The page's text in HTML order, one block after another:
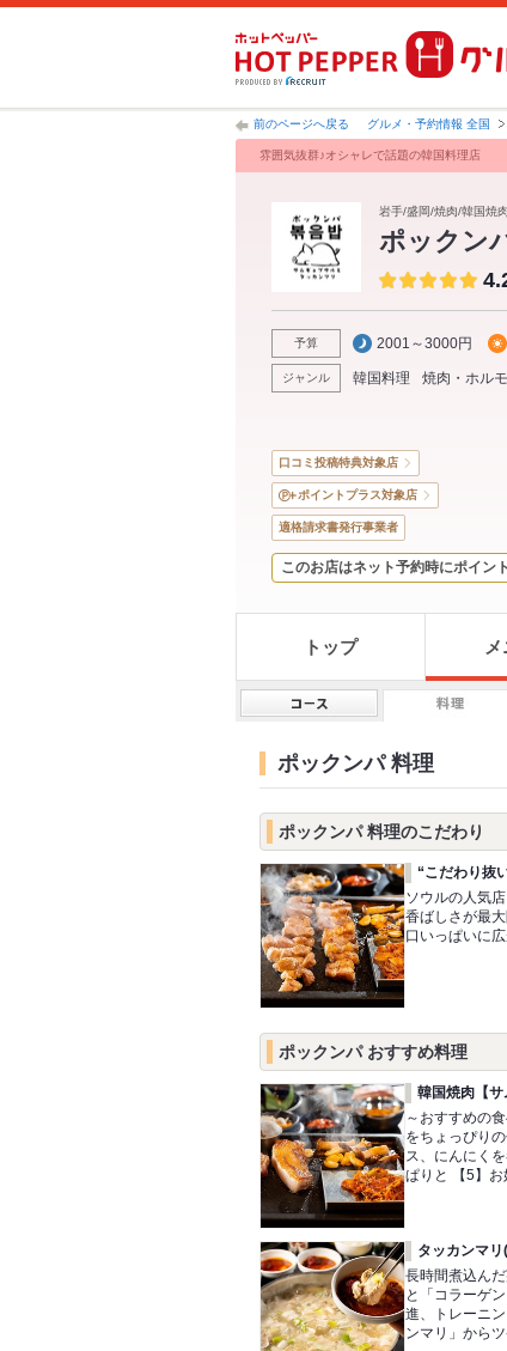
前のページへ戻る グルメ・予約情報 全国
雰囲気抜群♪オシャレで話題の韓国料理店
岩手/盛岡/焼肉/韓国焼
ポックン
予算 2001～3000円
ジャンル 韓国料理 焼肉・ホル
口コミ投稿特典対象店
ポイントプラス対象店
適格請求書発行事業者
このお店はネット予約時にポイン
トップ
ポックンパ 料理
ポックンパ 料理のこだわり
“こだわり抜
ソウルの人気
香ばしさが最
口いっぱいに
ポックンパ おすすめ料理
韓国焼肉【サ
～おすすめの
をちょっぴり
ス、にんにく
ぱりと 【5】お
タッカンマ
長時間煮込ん
と「コラーゲ
進、トレーニ
ンマリ」から